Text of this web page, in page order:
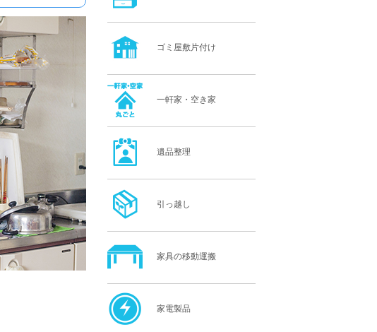
ゴミ屋敷片付け
一軒家・空き家
遺品整理
引っ越し
家具の移動運搬
家電製品